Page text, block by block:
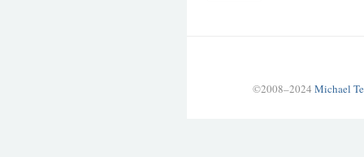
©2008–2024 Michael